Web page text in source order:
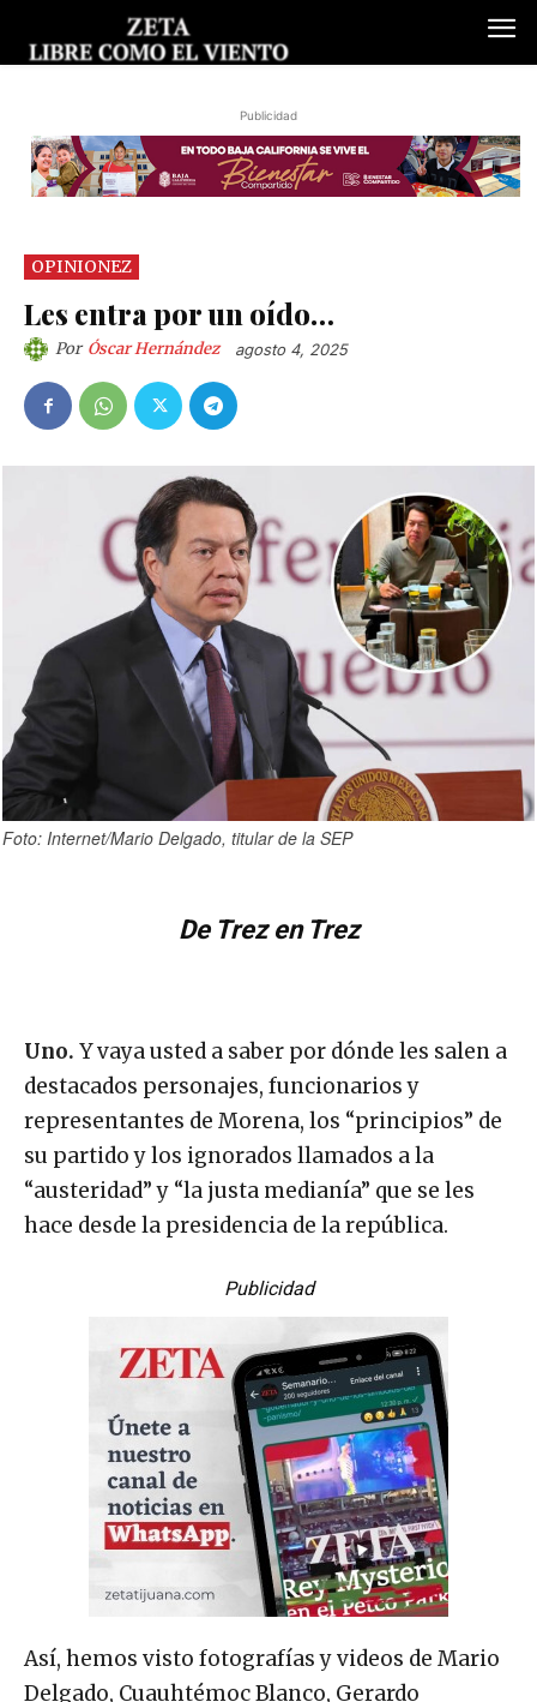
Publicidad
OPINIONEZ
Les entra por un oído…
Óscar Hernández
Foto: Internet/Mario Delgado, titular de la SEP
De Trez en Trez
Uno. Y vaya usted a saber por dónde les salen a
destacados personajes, funcionarios y
representantes de Morena, los “principios” de
su partido y los ignorados llamados a la
“austeridad” y “la justa medianía” que se les
hace desde la presidencia de la república.
Publicidad
Así, hemos visto fotografías y videos de Mario
Delgado, Cuauhtémoc Blanco, Gerardo